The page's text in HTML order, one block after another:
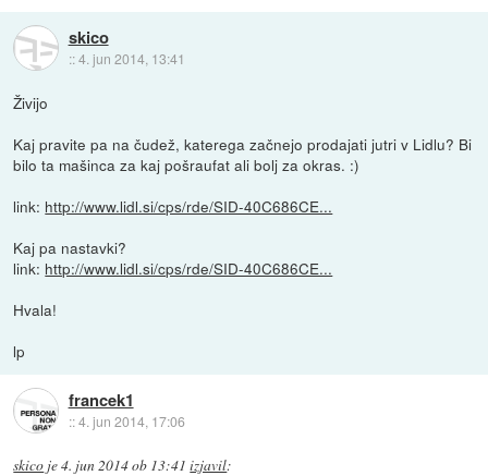
skico
::4. jun 2014, 13:41
Živijo
Kaj pravite pa na čudež, katerega začnejo prodajati jutri v Lidlu? Bi
bilo ta mašinca za kaj pošraufat ali bolj za okras. :)
link: http://www.lidl.si/cps/rde/SID-40C686CE...
Kaj pa nastavki?
link: http://www.lidl.si/cps/rde/SID-40C686CE...
Hvala!
lp
francek1
::4. jun 2014, 17:06
skico je4. jun 2014 ob 13:41 izjavil: